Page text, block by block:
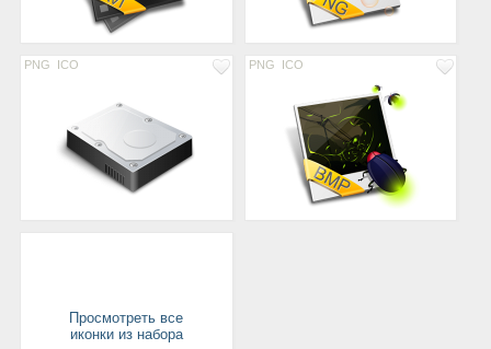
PNG ICO PNG ICO
Просмотреть все
иконки из набора